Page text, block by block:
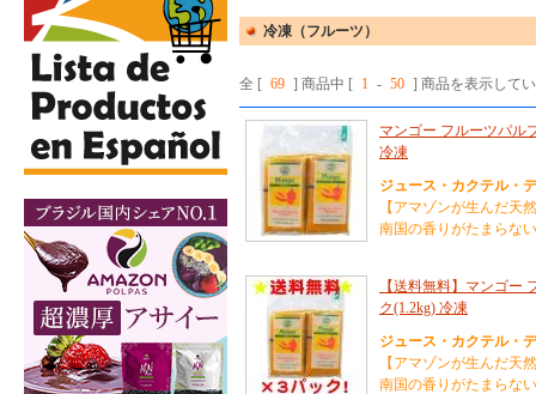
冷凍（フルーツ）
全 [ 69 ] 商品中 [ 1 - 50 ] 商品を表示して
マンゴー フルーツパル
冷凍
ジュース・カクテル・
【アマゾンが生んだ天
南国の香りがたまらな
【送料無料】マンゴー
ク(1.2kg) 冷凍
ジュース・カクテル・
【アマゾンが生んだ天
南国の香りがたまらな